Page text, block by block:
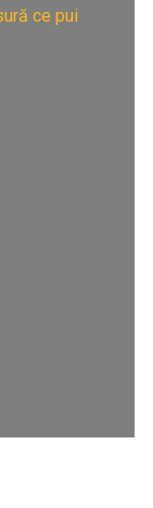
ce pui